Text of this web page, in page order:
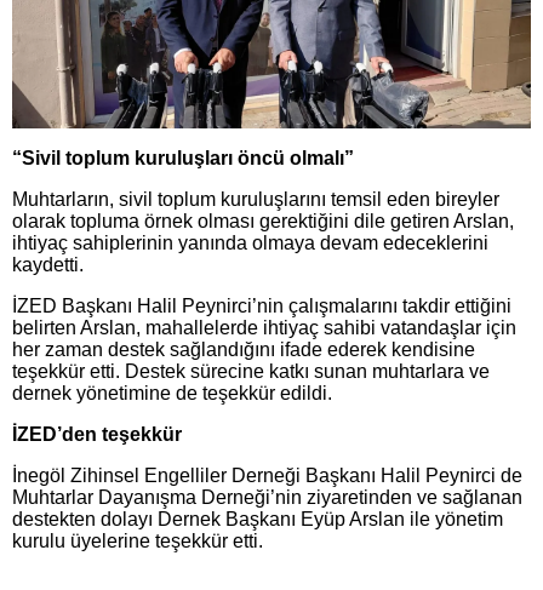
“Sivil toplum kuruluşları öncü olmalı”
Muhtarların, sivil toplum kuruluşlarını temsil eden bireyler
olarak topluma örnek olması gerektiğini dile getiren Arslan,
ihtiyaç sahiplerinin yanında olmaya devam edeceklerini
kaydetti.
İZED Başkanı Halil Peynirci’nin çalışmalarını takdir ettiğini
belirten Arslan, mahallelerde ihtiyaç sahibi vatandaşlar için
her zaman destek sağlandığını ifade ederek kendisine
teşekkür etti. Destek sürecine katkı sunan muhtarlara ve
dernek yönetimine de teşekkür edildi.
İZED’den teşekkür
İnegöl Zihinsel Engelliler Derneği Başkanı Halil Peynirci de
Muhtarlar Dayanışma Derneği’nin ziyaretinden ve sağlanan
destekten dolayı Dernek Başkanı Eyüp Arslan ile yönetim
kurulu üyelerine teşekkür etti.